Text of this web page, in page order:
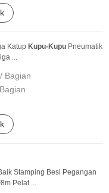
Katup Kupu-Kupu Pneumatik
...
/ Bagian
Stamping Besi Pegangan
Pelat ...